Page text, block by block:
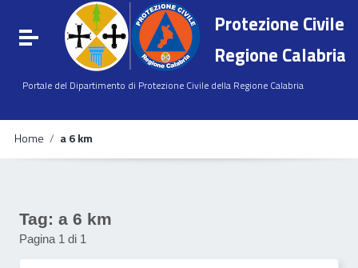
Vai ai contenuti
Vai al menu di navigazione
Vai al footer
Attiva / disattiva la navigazione
Protezione Civile
Regione Calabria
Portale del Dipartimento di Protezione Civile della Regione Calabria
Home / a 6 km
Tag: a 6 km
Pagina 1 di 1